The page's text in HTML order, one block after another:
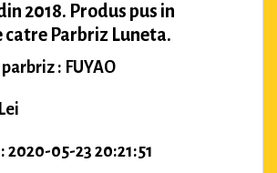
2018. Produs pus in
catre Parbriz Luneta.
: FUYAO
2020-05-23 20:21:51